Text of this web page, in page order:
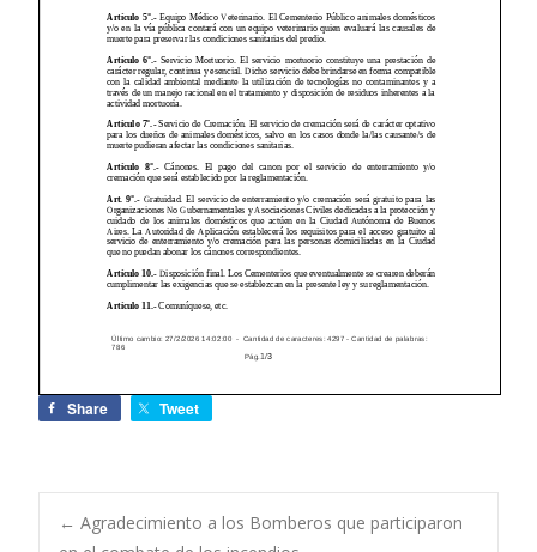
Share Tweet
← Agradecimiento a los Bomberos que participaron